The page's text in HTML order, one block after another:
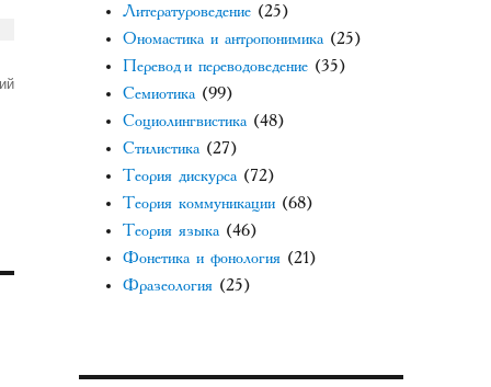
Литературоведение(25)
Ономастика и антропонимика(25)
Перевод и переводоведение(35)
Семиотика(99)
Социолингвистика(48)
Стилистика(27)
Теория дискурса(72)
Теория коммуникации(68)
Теория языка(46)
Фонетика и фонология(21)
Фразеология(25)